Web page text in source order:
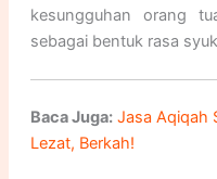
kesungguhan orang
sebagai bentuk rasa
Baca Juga: Jasa Aqiqah
Lezat, Berkah!